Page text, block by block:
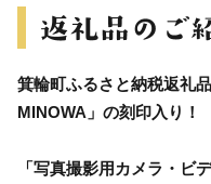
箕輪町ふるさと納税返
MINOWA」の刻印入り！
「写真撮影用カメラ・ビ